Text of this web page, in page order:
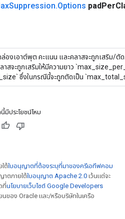
Suppression.Options padPer
ล่องเอาต์พุต คะแนน และคลาสจะถูกเสริม/
าสจะถูกเสริมให้มีความยาว
ซึ่งในกรณีนี้จะถูกตัดเป็น
มีประโยชน์ไหม
ต้ใบอนุญาตที่ต้องระบุที่มาของครีเอทีฟคอม
าตภายใต้ใบอนุญาต Apache 2.0 เว้นแต่จะ
ที่นโยบายเว็บไซต์ Google Developers
นของ Oracle และ/หรือบริษัทในเครือ